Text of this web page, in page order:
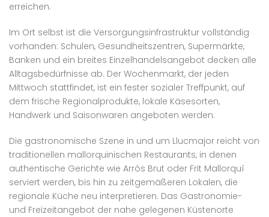
erreichen.
Im Ort selbst ist die Versorgungsinfrastruktur vollständig
vorhanden: Schulen, Gesundheitszentren, Supermärkte,
Banken und ein breites Einzelhandelsangebot decken alle
Alltagsbedürfnisse ab. Der Wochenmarkt, der jeden
Mittwoch stattfindet, ist ein fester sozialer Treffpunkt, auf
dem frische Regionalprodukte, lokale Käsesorten,
Handwerk und Saisonwaren angeboten werden.
Die gastronomische Szene in und um Llucmajor reicht von
traditionellen mallorquinischen Restaurants, in denen
authentische Gerichte wie Arròs Brut oder Frit Mallorquí
serviert werden, bis hin zu zeitgemäßeren Lokalen, die
regionale Küche neu interpretieren. Das Gastronomie-
und Freizeitangebot der nahe gelegenen Küstenorte